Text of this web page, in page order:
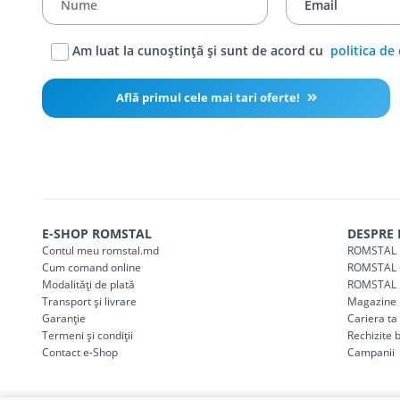
Am luat la cunoștință și sunt de acord cu politica
Află primul cele mai tari oferte!
E-SHOP ROMSTAL
Contul meu romstal.md
Cum comand online
Modalități de plată
Transport și livrare
Garanție
Termeni și condiții
Contact e-Shop
Magazine
Cariera ta
Rechizite
Campanii